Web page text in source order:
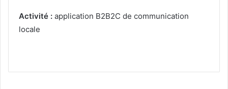
Activité : application B2B2C de communication
locale